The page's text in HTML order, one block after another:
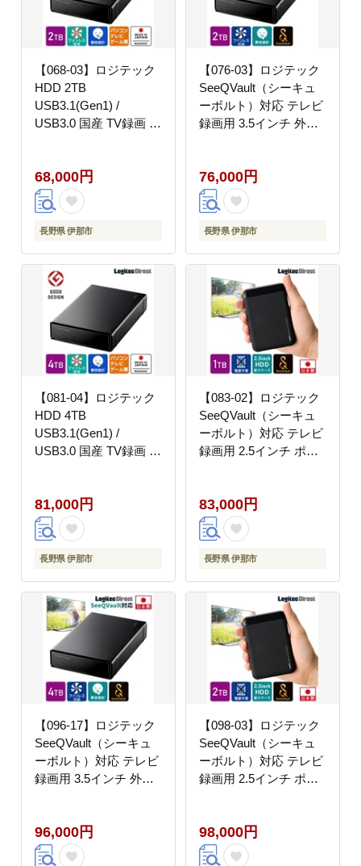
【068-03】ロジテック
HDD 2TB
USB3.1(Gen1) /
USB3.0 国産 TV録画 省
EN2000U3WS】
68,000円
長野県 伊那市
【076-03】ロジテック
SeeQVault（シーキュ
ーボルト）対応 テレビ
録画用 3.5インチ 外付
ENB020U3QW】
76,000円
長野県 伊那市
【081-04】ロジテック
HDD 4TB
USB3.1(Gen1) /
USB3.0 国産 TV録画 省
ンチ 4K録画 PS4/PS4
Pro対応【LHD-
ENA040U3WS】
81,000円
長野県 伊那市
【083-02】ロジテック
SeeQVault（シーキュ
ーボルト）対応 テレビ
録画用 2.5インチ ポー
Gen1(USB3.0) 【LHD-
PBMB10U3QW】
83,000円
長野県 伊那市
【096-17】ロジテック
SeeQVault（シーキュ
ーボルト）対応 テレビ
録画用 3.5インチ 外付
ENB040U3QW】
96,000円
【098-03】ロジテック
SeeQVault（シーキュ
ーボルト）対応 テレビ
録画用 2.5インチ ポー
Gen1(USB3.0) 【LHD-
PBMB20U3QW】
98,000円